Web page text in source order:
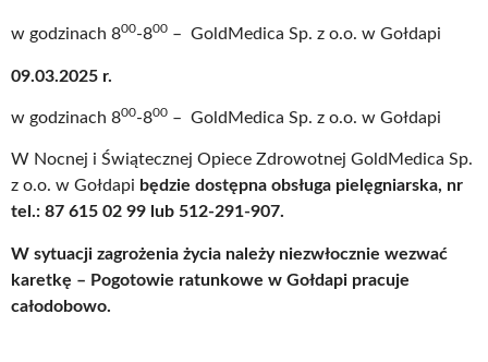
w godzinach 800-800 – GoldMedica Sp. z o.o. w Gołdapi
09.03.2025 r.
w godzinach 800-800 – GoldMedica Sp. z o.o. w Gołdapi
W Nocnej i Świątecznej Opiece Zdrowotnej GoldMedica Sp.
z o.o. w Gołdapi będzie dostępna obsługa pielęgniarska, nr
tel.: 87 615 02 99 lub 512-291-907.
W sytuacji zagrożenia życia należy niezwłocznie wezwać
karetkę – Pogotowie ratunkowe w Gołdapi pracuje
całodobowo.